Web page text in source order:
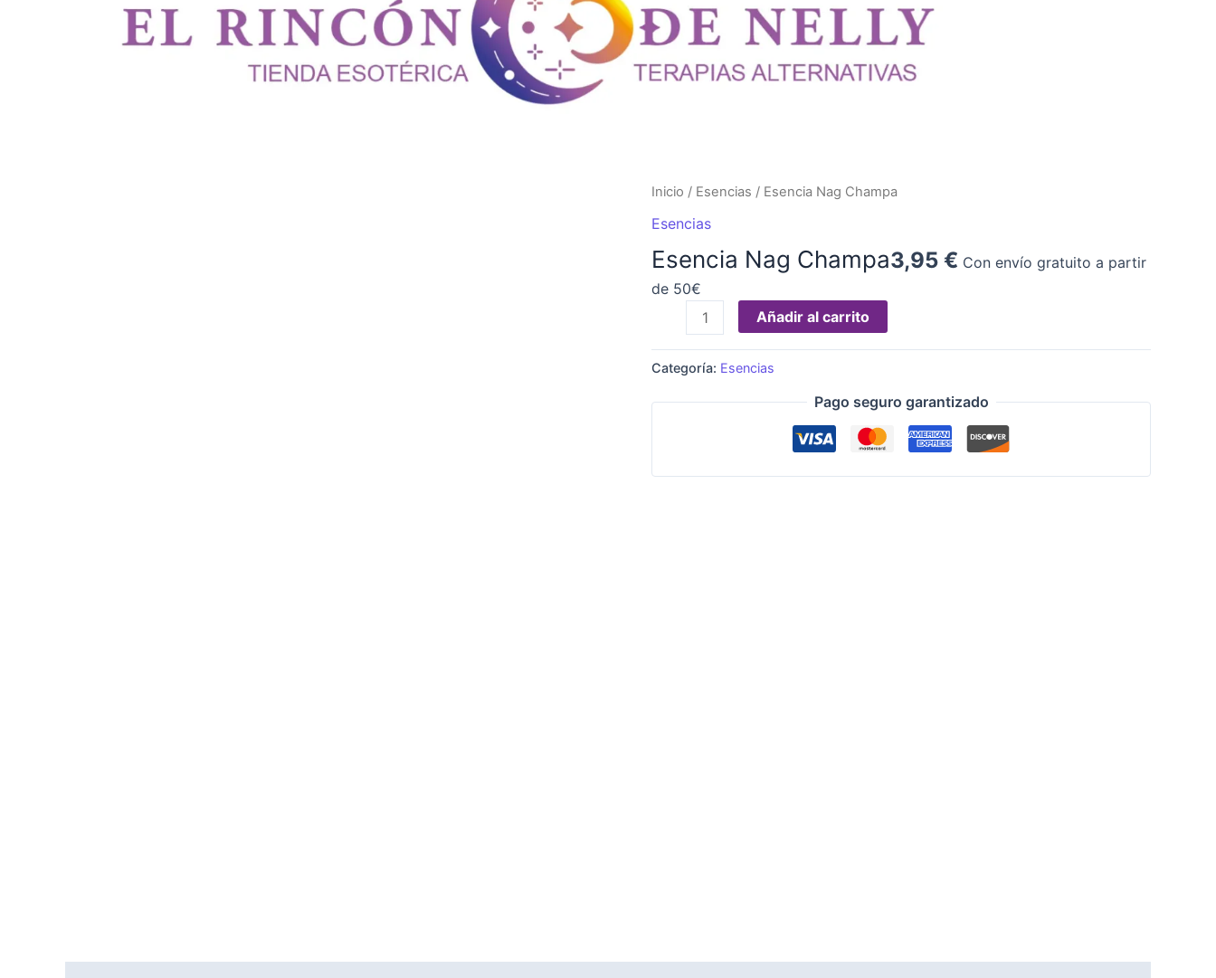
Inicio / Esencias / Esencia Nag Champa
Esencias
Esencia Nag Champa3,95 € Con envío gratuito a partir
de 50€
Esencia
Nag
cantidad
Añadir al carrito
Categoría: Esencias
Pago seguro garantizado